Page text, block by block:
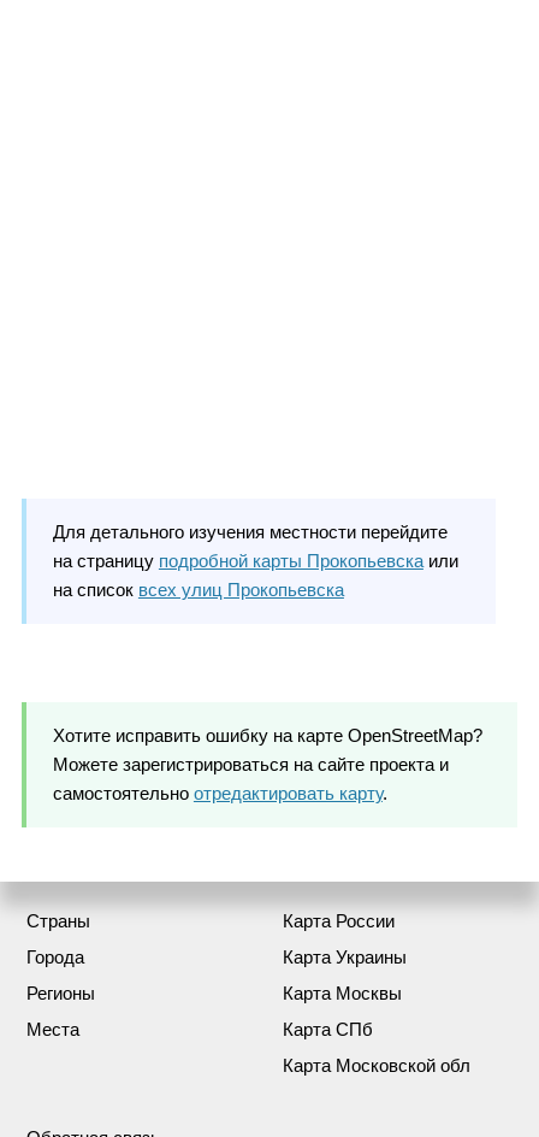
Для детального изучения местности перейдите
на страницу подробной карты Прокопьевскаили
на список всех улиц Прокопьевска
Хотите исправить ошибку на карте OpenStreetMap?
Можете зарегистрироваться на сайте проекта и
самостоятельно отредактировать карту.
Страны
Города
Регионы
Места
Карта России
Карта Украины
Карта Москвы
Карта СПб
Карта Московской обл